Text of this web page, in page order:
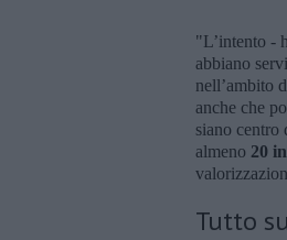
"L’intento -
abbiano
nell’ambito
anche che
siano centro
almeno 20
Tutto